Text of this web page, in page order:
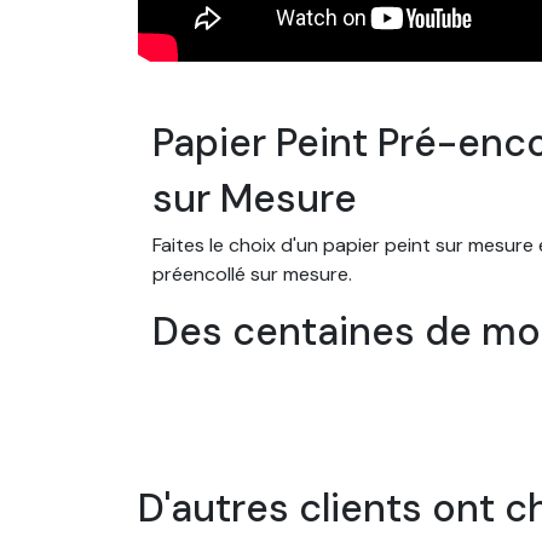
Papier Peint Pré-
sur Mesure
Faites le choix d'un papier peint sur
préencollé sur mesure.
Des centaines de
Choisissez parmi notre large gamme de
paysage.. et bien d’autres ! Nous
dans une chambre d’enfant, un salon ou
Des papiers peints
D'autres clients ont